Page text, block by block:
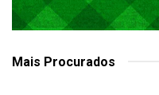
Mais Procurados